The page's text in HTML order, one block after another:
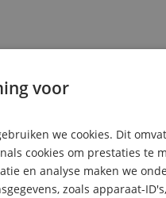
130 4/4 Violinenset
- leicht und stabil
und schnelle
für sicheren Halt und
voor
we cookies. Dit omvat
cookies om prestaties te
en analyse maken we
zoals apparaat-